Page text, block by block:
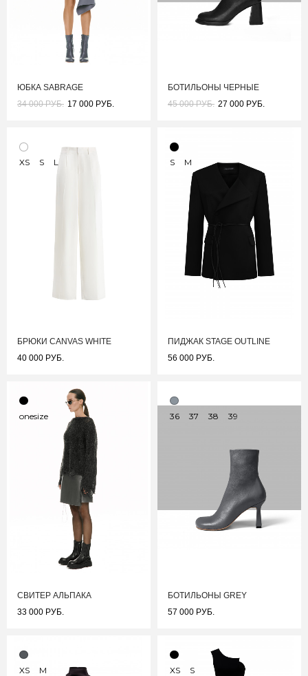
ЮБКА SABRAGE
34 000 РУБ. 17 000 РУБ.
БОТИЛЬОНЫ ЧЕРНЫЕ
45 000 РУБ. 27 000 РУБ.
XS S L
БРЮКИ CANVAS WHITE
40 000 РУБ.
S M
ПИДЖАК STAGE OUTLINE
56 000 РУБ.
onesize
СВИТЕР АЛЬПАКА
33 000 РУБ.
36 37 38 39
БОТИЛЬОНЫ GREY
57 000 РУБ.
XS M XS S